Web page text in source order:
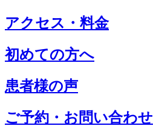
アクセス・料金
初めての方へ
患者様の声
ご予約・お問い合わせ